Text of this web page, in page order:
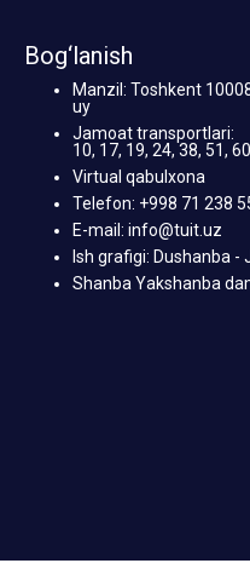
Bog‘lanish
Manzil: Toshkent
uy
Jamoat transportlari:
10, 17, 19, 24, 38, 51,
Virtual qabulxona
Telefon: +998 71 238
E-mail: info@tuit.uz
Ish grafigi: Dushanba -
Shanba Yakshanba